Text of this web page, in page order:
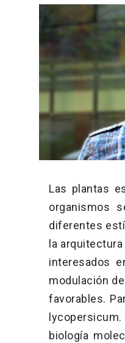
Las plantas
organismos
diferentes
la
interesados
modulación
favorables.
biología